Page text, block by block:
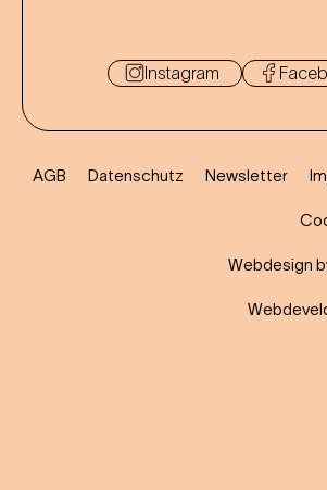
Instagram
AGB Datenschutz Newsletter
Webdesign